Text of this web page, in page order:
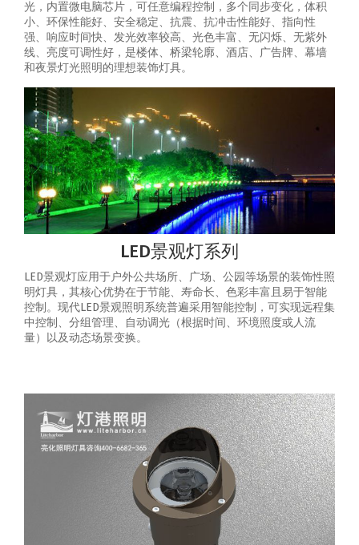
光，内置微电脑芯片，可任意编程控制，多个同步变化，体积
小、环保性能好、安全稳定、抗震、抗冲击性能好、指向性
强、响应时间快、发光效率较高、光色丰富、无闪烁、无紫外
线、亮度可调性好，是楼体、桥梁轮廓、酒店、广告牌、幕墙
和夜景灯光照明的理想装饰灯具。
LED景观灯系列
LED景观灯应用于户外公共场所、广场、公园等场景的装饰性照
明灯具，其核心优势在于节能、寿命长、色彩丰富且易于智能
控制‌。‌现代LED景观照明系统普遍采用智能控制，可实现‌远程集
中控制、分组管理、自动调光（根据时间、环境照度或人流
量）以及动态场景变换‌。